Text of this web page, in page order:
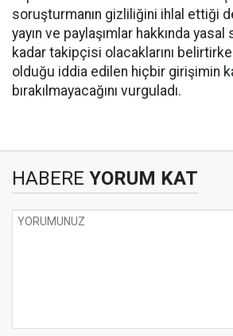
soruşturmanın gizliliğini ihlal ettiği
yayın ve paylaşımlar hakkında
kadar takipçisi olacaklarını
olduğu iddia edilen hiçbir girişimin
bırakılmayacağını vurguladı.
HABERE YORUM KAT